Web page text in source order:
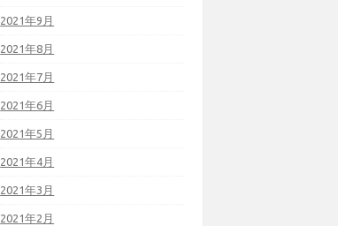
2021年9月
2021年8月
2021年7月
2021年6月
2021年5月
2021年4月
2021年3月
2021年2月